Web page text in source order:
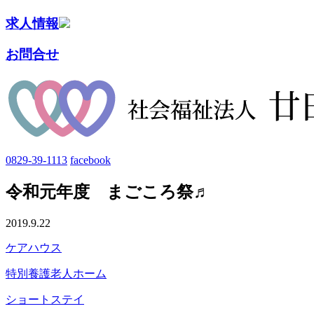
求人情報
お問合せ
0829-39-1113 facebook
令和元年度 まごころ祭♬
2019.9.22
ケアハウス
特別養護老人ホーム
ショートステイ